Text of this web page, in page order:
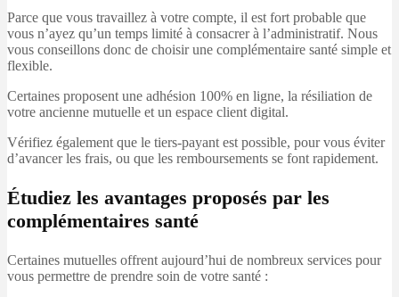
Parce que vous travaillez à votre compte, il est fort probable que
vous n’ayez qu’un temps limité à consacrer à l’administratif. Nous
vous conseillons donc de choisir une complémentaire santé simple et
flexible.
Certaines proposent une adhésion 100% en ligne, la résiliation de
votre ancienne mutuelle et un espace client digital.
Vérifiez également que le tiers-payant est possible, pour vous éviter
d’avancer les frais, ou que les remboursements se font rapidement.
Étudiez les avantages proposés par les
complémentaires santé
Certaines mutuelles offrent aujourd’hui de nombreux services pour
vous permettre de prendre soin de votre santé :